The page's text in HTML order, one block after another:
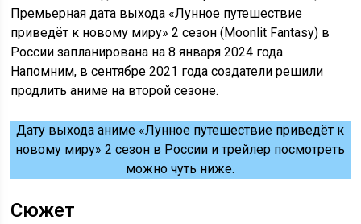
Премьерная дата выхода «Лунное путешествие
приведёт к новому миру» 2 сезон (Moonlit Fantasy) в
России запланирована на 8 января 2024 года.
Напомним, в сентябре 2021 года создатели решили
продлить аниме на второй сезоне.
Дату выхода аниме «Лунное путешествие приведёт к
новому миру» 2 сезон в России и трейлер посмотреть
можно чуть ниже.
Сюжет